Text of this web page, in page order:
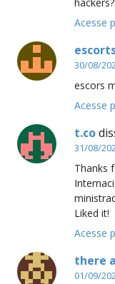
Acesse
30/08/
escors
Acesse
t.co
31/08/
Thanks
Liked it!
Acesse
there
01/09/